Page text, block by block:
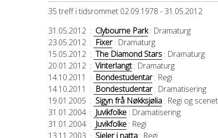
35 treff i tidsrommet 02.09.1978 - 31.05.2012
31.05.2012 : Clybourne Park: Dramaturg
23.05.2012 : Fixer: Dramaturg
15.05.2012 : The Diamond Stars : Dramaturg
20.01.2012 : Vinterlangt: Dramaturg
14.10.2011 : Bondestudentar: Regi
14.10.2011 : Bondestudentar: Dramatisering
19.01.2005 : Sigyn frå Nøkksjølia : Regi og
31.01.2004 : Juvikfolke : Dramatisering
31.01.2004 : Juvikfolke : Regi
13.11.2003 : Sjeler i natta : Regi